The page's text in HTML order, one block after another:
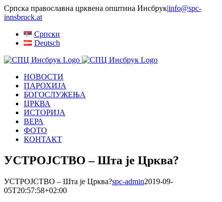
Skip
to
Српска православна црквена општина Инсбрук|info@spc-
innsbruck.at
Српски
Deutsch
НОВОСТИ
ПАРОХИЈА
БОГОСЛУЖЕЊА
ЦРКВА
ИСТОРИЈА
ВЕРА
ФОТО
КОНТАКТ
УСТРОЈСТВО – Шта је Црква?
УСТРОЈСТВО – Шта је Црква?spc-admin2019-09-
05T20:57:58+02:00